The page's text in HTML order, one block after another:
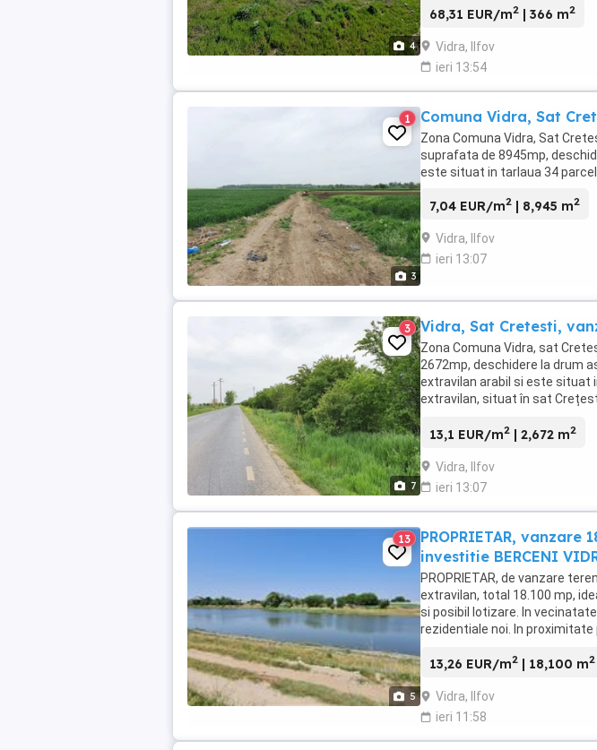
4
68,31 EUR/m2 | 366 m2
Vidra, Ilfov
ieri 13:54
3
1 Comuna Vidra, Sat
Zona Comuna Vidra, Sat
suprafata de 8945mp,
este situat in tarlaua 34
7,04 EUR/m2 | 8,945 m2
Vidra, Ilfov
ieri 13:07
7
3 Vidra, Sat Cretesti,
Zona Comuna Vidra, sat
2672mp, deschidere la drum
extravilan arabil si este situat
extravilan, situat în sat
13,1 EUR/m2 | 2,672 m2
Vidra, Ilfov
ieri 13:07
5
13
PROPRIETAR, vanzare
investitie BERCENI
PROPRIETAR, de vanzare
extravilan, total 18.100 mp,
si posibil lotizare. In
rezidentiale noi. In
13,26 EUR/m2 | 18,100 m2
Vidra, Ilfov
ieri 11:58